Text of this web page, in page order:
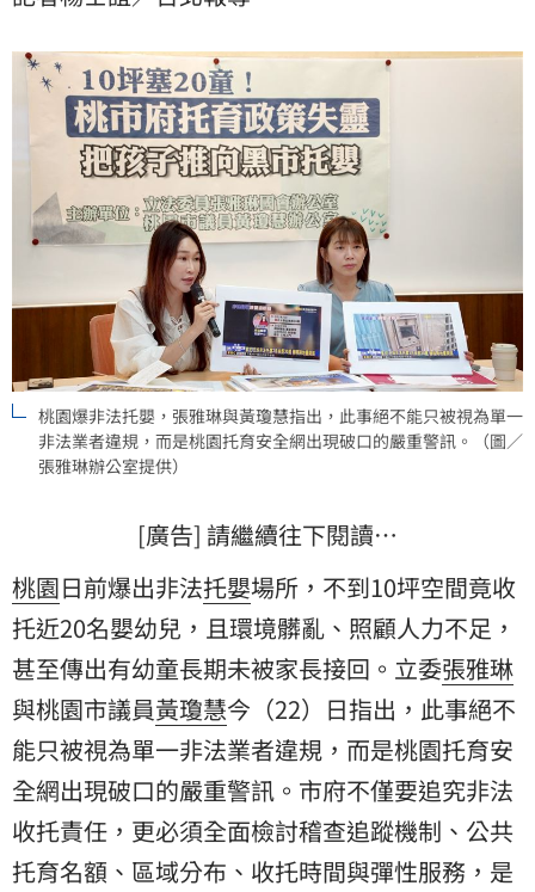
是否真正符合家長需求。
桃園爆非法托嬰，張雅琳與黃瓊慧指出，此事絕不能只被視為單一
非法業者違規，而是桃園托育安全網出現破口的嚴重警訊。（圖／
張雅琳辦公室提供）
[廣告] 請繼續往下閱讀…
桃園日前爆出非法托嬰場所，不到10坪空間竟收
托近20名嬰幼兒，且環境髒亂、照顧人力不足，
甚至傳出有幼童長期未被家長接回。立委張雅琳
與桃園市議員黃瓊慧今（22）日指出，此事絕不
能只被視為單一非法業者違規，而是桃園托育安
全網出現破口的嚴重警訊。市府不僅要追究非法
收托責任，更必須全面檢討稽查追蹤機制、公共
托育名額、區域分布、收托時間與彈性服務，是